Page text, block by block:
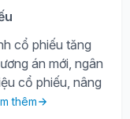
cổ phiếu tăng
án mới, ngân
cổ phiếu, nâng
thêm